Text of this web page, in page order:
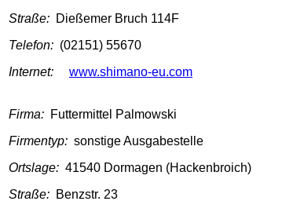
Straße: Dießemer Bruch 114F
Telefon: (02151) 55670
Internet:
www.shimano-eu.com
Firma: Futtermittel Palmowski
Firmentyp: sonstige Ausgabestelle
Ortslage: 41540 Dormagen (Hackenbroich)
Straße: Benzstr. 23